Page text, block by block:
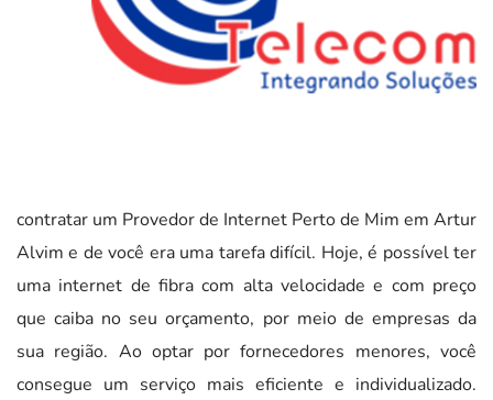
contratar um Provedor de Internet Perto de Mim em Artur
Alvim e de você era uma tarefa difícil. Hoje, é possível ter
uma internet de fibra com alta velocidade e com preço
que caiba no seu orçamento, por meio de empresas da
sua região. Ao optar por fornecedores menores, você
consegue um serviço mais eficiente e individualizado.